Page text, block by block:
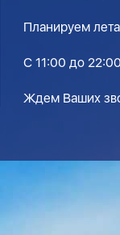
Планируем
С 11:00 до
Ждем Ваших